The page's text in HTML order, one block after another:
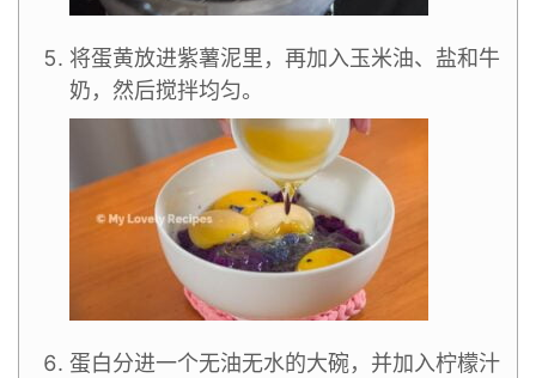
将蛋黄放进紫薯泥里，再加入玉米油、盐和牛
奶，然后搅拌均匀。
蛋白分进一个无油无水的大碗，并加入柠檬汁